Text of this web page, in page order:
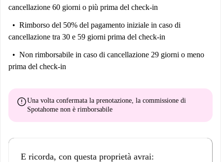
cancellazione 60 giorni o più prima del check-in
Rimborso del 50% del pagamento iniziale in caso di
cancellazione tra 30 e 59 giorni prima del check-in
Non rimborsabile in caso di cancellazione 29 giorni o meno
prima del check-in
errorUna volta confermata la prenotazione, la commissione di
Spotahome non è rimborsabile
E ricorda, con questa proprietà avrai: